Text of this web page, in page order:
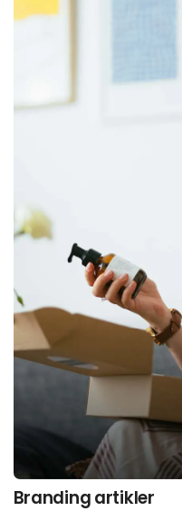
Branding artikler